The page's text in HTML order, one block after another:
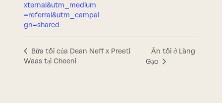
xternal&utm_medium
=referral&utm_campai
gn=shared
Bữa tối của Dean Neff x Preeti
Waas tại Cheeni
Ăn tối ở Làng
Gạo